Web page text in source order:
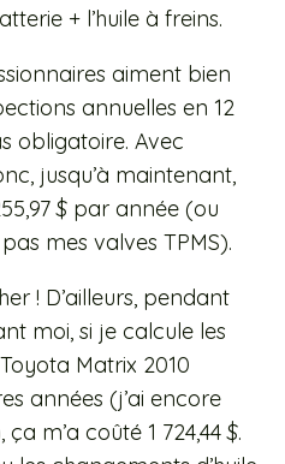
+ l’huile à freins.
aiment bien
annuelles en 12
obligatoire. Avec
jusqu’à maintenant,
$ par année (ou
mes valves TPMS).
! D’ailleurs, pendant
moi, si je calcule les
Matrix 2010
années (j’ai encore
m’a coûté 1 724,44 $.